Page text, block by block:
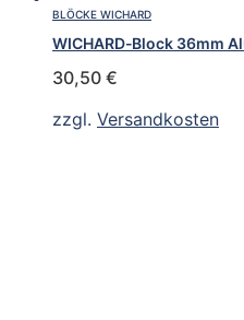
BLÖCKE WICHARD
WICHARD-Block 36mm
30,50 €
zzgl. Versandkosten